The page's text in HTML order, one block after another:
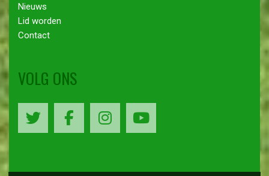
Nieuws
Lid worden
Contact
VOLG ONS